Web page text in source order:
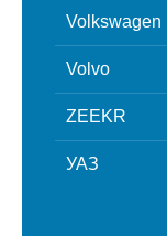
Volkswagen
Volvo
ZEEKR
УАЗ